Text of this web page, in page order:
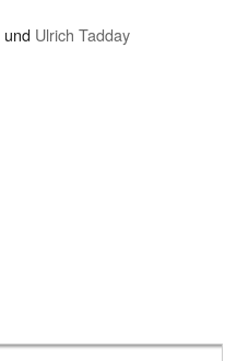
und Ulrich Tadday